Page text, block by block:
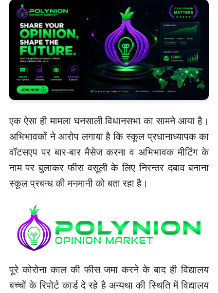
एक ऐसा ही मामला घनसाली विधानसभा का सामने आया है।
अभिभावकों ने आरोप लगाया है कि स्कूल प्रधानाध्यापक का
वॉटसएप पर बार-बार मैसेज करना व अभिभावक मीटिंग के
नाम पर बुलाकर फीस वसूली के लिए निरन्तर दबाव बनाना
स्कूल प्रबन्ध की मनमानी को बता रहा है।
पूरे कोरोना काल की फीस जमा करने के बाद ही विद्यालय
बच्चों के रिपोर्ट कार्ड दे रहे है अन्यथा की स्थिति में विद्यालय